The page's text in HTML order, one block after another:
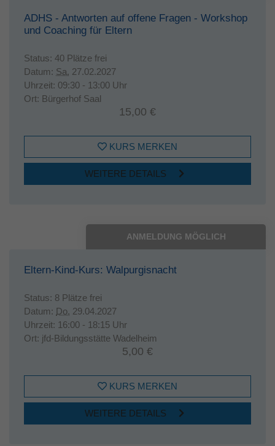
ADHS - Antworten auf offene Fragen - Workshop
und Coaching für Eltern
Status: 40 Plätze frei
Datum: Sa. 27.02.2027
Uhrzeit: 09:30 - 13:00 Uhr
Ort: Bürgerhof Saal
15,00 €
KURS MERKEN
WEITERE DETAILS
ANMELDUNG MÖGLICH
Eltern-Kind-Kurs: Walpurgisnacht
Status: 8 Plätze frei
Datum: Do. 29.04.2027
Uhrzeit: 16:00 - 18:15 Uhr
Ort: jfd-Bildungsstätte Wadelheim
5,00 €
KURS MERKEN
WEITERE DETAILS